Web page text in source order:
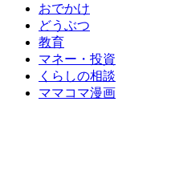
おでかけ
どうぶつ
教育
マネー・投資
くらしの相談
ママコマ漫画